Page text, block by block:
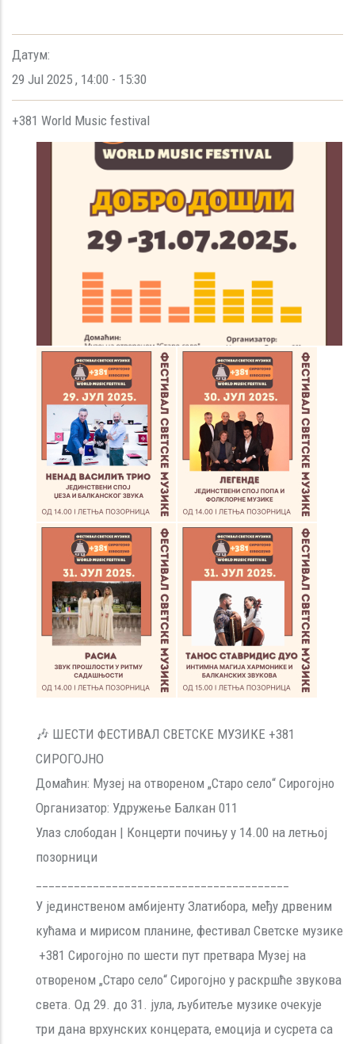
Датум:
29 Jul 2025 , 14:00 - 15:30
+381 World Music festival
🎶 ШЕСТИ ФЕСТИВАЛ СВЕТСКЕ МУЗИКЕ +381
СИРОГОЈНО
Домаћин: Музеј на отвореном „Старо село“ Сирогојно
Организатор: Удружење Балкан 011
Улаз слободан | Концерти почињу у 14.00 на летњој
позорници
У јединственом амбијенту Златибора, међу дрвеним
кућама и мирисом планине, фестивал Светске музике
+381 Сирогојно по шести пут претвара Музеј на
отвореном „Старо село“ Сирогојно у раскршће звукова
света. Од 29. до 31. јула, љубитеље музике очекује
три дана врхунских концерата, емоција и сусрета са